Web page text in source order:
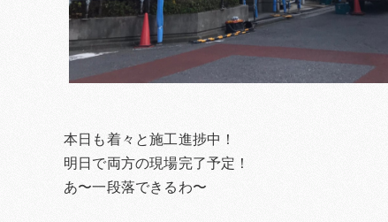
本日も着々と施工進捗中！
明日で両方の現場完了予定！
あ〜一段落できるわ〜